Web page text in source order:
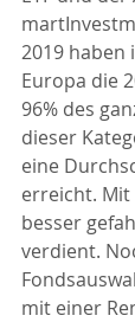
2019 haben
Europa die
96% des
dieser
eine
erreicht. Mit
besser
verdient.
mit einer